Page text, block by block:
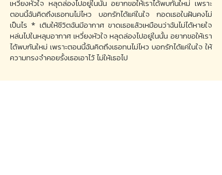
เหวี่ยงหัวใจ หลุดล่องไปอยู่ในนั้น อยากขอให้เราได้พบกันใหม่ เพราะ
ตอนนี้ฉันคิดถึงเธอทนไม่ไหว บอกรักได้แค่ในใจ กอดเธอในฝันคงไม่
เป็นไร * เติมให้ชีวิตฉันมีอากาศ ขาดเธอแล้วเหมือนว่าฉันไม่ได้หายใจ
หล่นไปในหลุมอากาศ เหวี่ยงหัวใจ หลุดล่องไปอยู่ในนั้น อยากขอให้เรา
ได้พบกันใหม่ เพราะตอนนี้ฉันคิดถึงเธอทนไม่ไหว บอกรักได้แค่ในใจ ให้
ความทรงจำคอยรั้งเธอเอาไว้ ไม่ให้เธอไป